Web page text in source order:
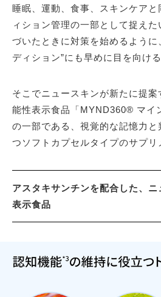
睡眠、運動、食事、スキンケア
ィション管理の一部として捉え
づいたときに対策を始めるように
ディション”にも早めに目を向け
そこでニュースキンが新たに提
能性表示食品「MYND360® マイ
の一部である、視覚的な記憶力と
つソフトカプセルタイプのサプリ
アスタキサンチンを配合した、
表示食品